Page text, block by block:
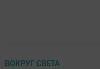
ВОКРУГ СВЕТА